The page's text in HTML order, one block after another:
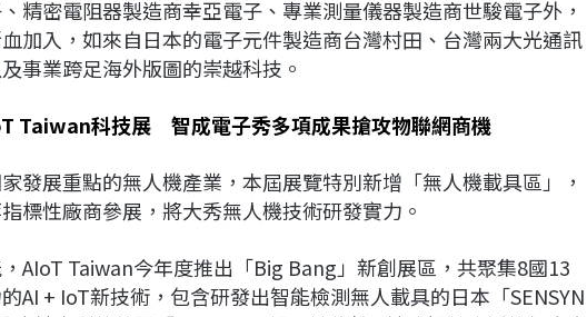
精密電阻器製造商幸亞電子、專業測量儀器製造商世駿電子外，
加入，如來自日本的電子元件製造商台灣村田、台灣兩大光通訊
事業跨足海外版圖的崇越科技。
Taiwan科技展 智成電子秀多項成果搶攻物聯網商機
發展重點的無人機產業，本屆展覽特別新增「無人機載具區」，
標性廠商參展，將大秀無人機技術研發實力。
AIoT Taiwan今年度推出「Big Bang」新創展區，共聚集8國13
AI + IoT新技術，包含研發出智能檢測無人載具的日本「SENSYN